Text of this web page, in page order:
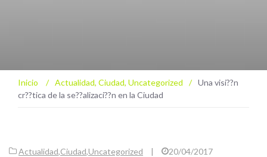
Inicio / Actualidad, Ciudad, Uncategorized / Una visi??n
cr??tica de la se??alizaci??n en la Ciudad
Actualidad,Ciudad,Uncategorized | 20/04/2017